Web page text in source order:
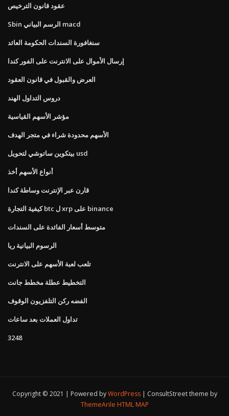
عقود قانون الترخيص
Sbin الرسم البياني macd
سنغافورة السندات الحكومة العائد
إرسال الأموال على الانترنت على الفور كندا
العرض والقبول في قانون العقود
دروس التداول الهند
مؤشر الأسهم القياسية
الأسهم محدودة شراء في متجر الهدف
بيتكوين ساتوشي لتحويل usd
أنواع الأسهم أخذ
قارن عبر الإنترنت وساطة كندا
كيفية التجارة btc ل xrp على binance
متوسط ​​أسعار الفائدة على السندات
الرسوم البيانية ريا
تلعب لعبة الأسهم على الانترنت
التخطيط عطلة مخطط جانت
الفضه ركن التلفزيون الوقوف
تداول العملات بعد ساعات
3248
Copyright © 2021 | Powered byWordPress
ConsultStreet theme by
ThemeArile HTML MAP